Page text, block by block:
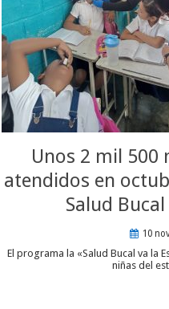
Unos 2 mil 500
atendidos en
Salud
10
El programa la «Salud Bucal va la
niñas del